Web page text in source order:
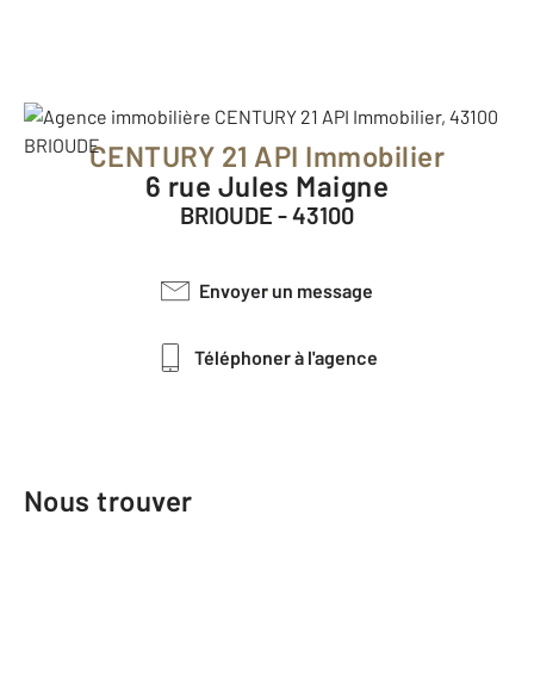
CENTURY 21 API Immobilier
6 rue Jules Maigne
BRIOUDE - 43100
Envoyer un message
Téléphoner à l'agence
Nous trouver